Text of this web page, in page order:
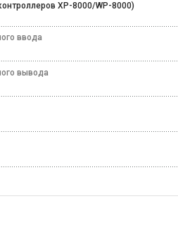
XP-8000/WP-8000)
ввода
вывода